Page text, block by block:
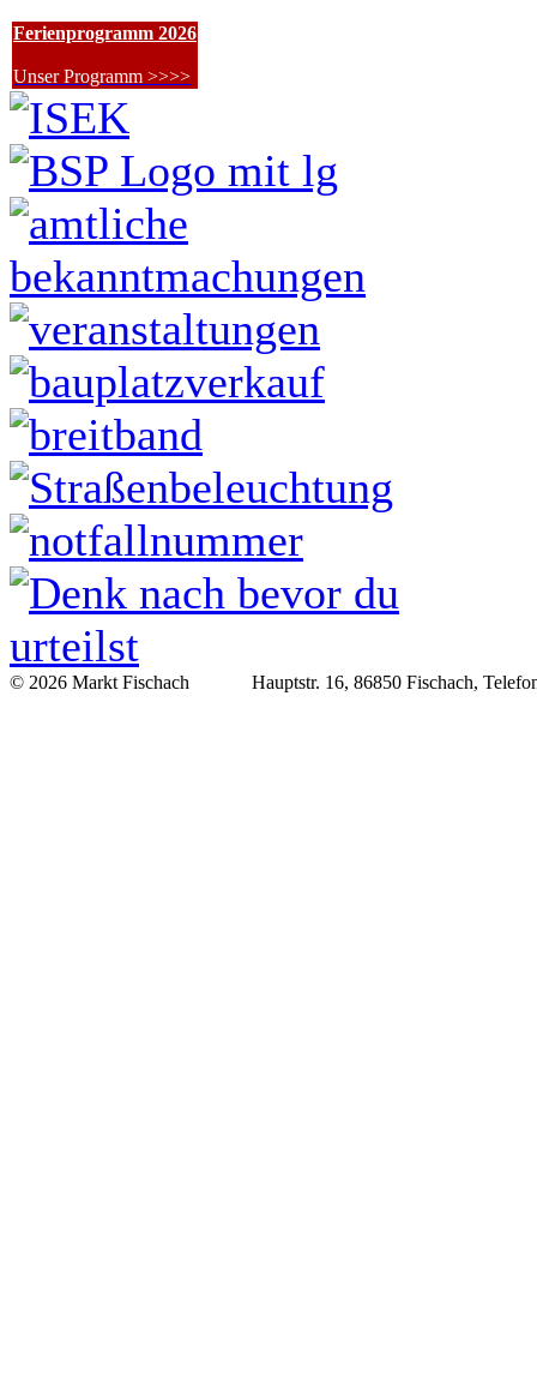
Ferienprogramm 2026
Unser Programm >>>>
© 2026 Markt Fischach Hauptstr. 16, 86850 Fischach, Telefon